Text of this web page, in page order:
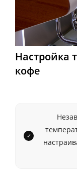
Настройка
кофе